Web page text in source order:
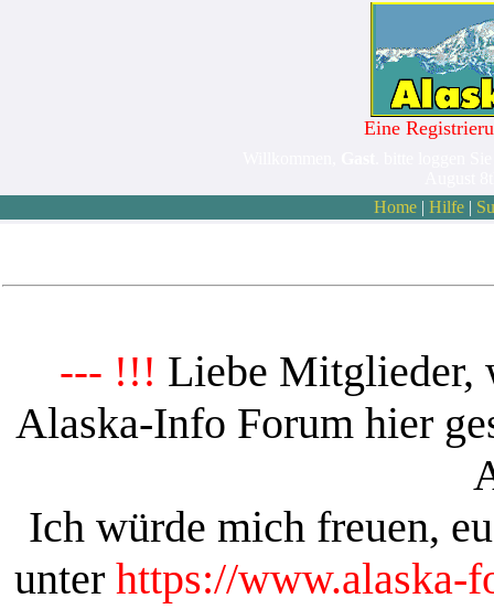
Eine
Home| Hilfe|
--- !!! Liebe Mitglieder,
Alaska-Info Forum hier
Ich würde mich freuen,
unter https://www.alaska-